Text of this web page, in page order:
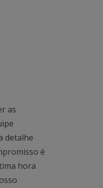
as
detalhe
é
hora